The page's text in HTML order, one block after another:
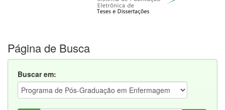
Página de Busca
Buscar em: